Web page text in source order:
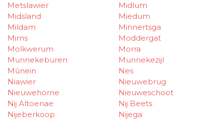
Metslawier
Midlum
Midsland
Miedum
Mildam
Minnertsga
Mirns
Moddergat
Molkwerum
Morra
Munnekeburen
Munnekezijl
Mûnein
Nes
Niawier
Nieuwebrug
Nieuwehorne
Nieuweschoot
Nij Altoenae
Nij Beets
Nijeberkoop
Nijega